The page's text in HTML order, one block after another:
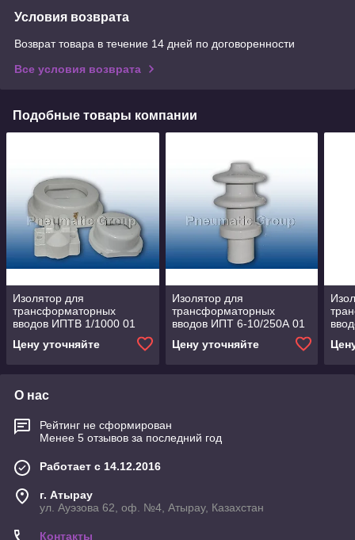
Условия возврата
Возврат товара в течение 14 дней по договоренности
Все условия возврата
Подобные товары компании
Изолятор для
трансформаторных
вводов ИПТВ 1/1000 01
Цену уточняйте
Изолятор для
трансформаторных
вводов ИПТ 6-10/250А 01
Цену уточняйте
О нас
Рейтинг не сформирован
Менее 5 отзывов за последний год
Работает с 14.12.2016
г. Атырау
ул. Ауэзова 62, оф. №4, Атырау, Казахстан
Контакты